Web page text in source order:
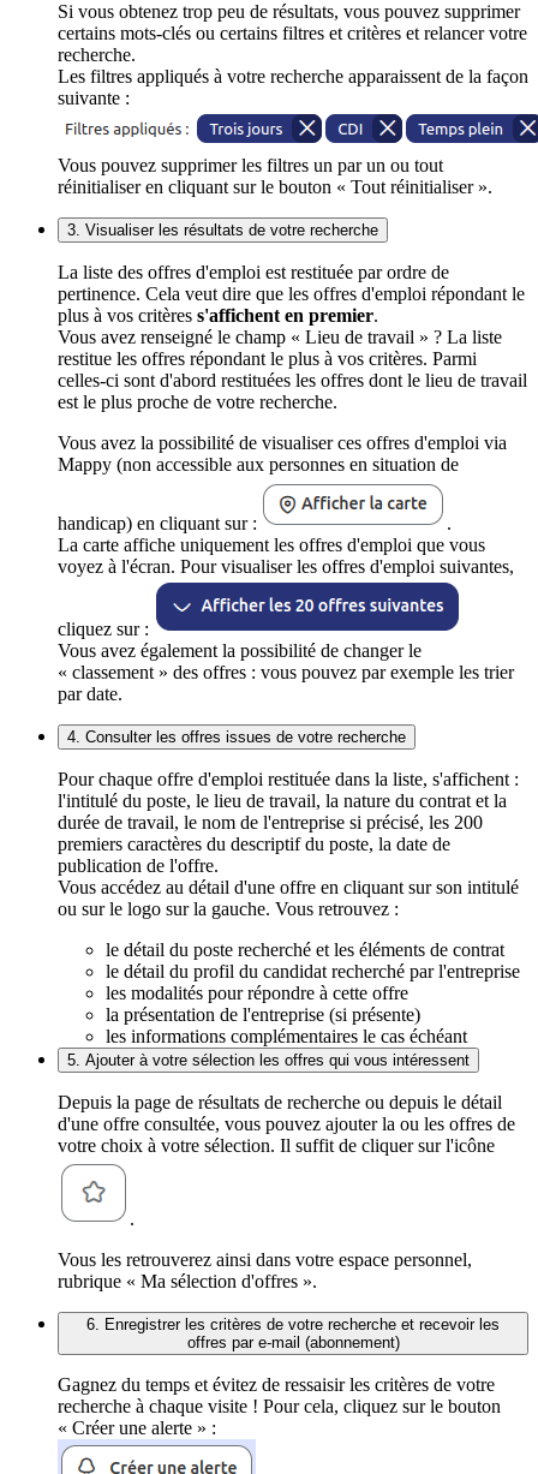
Si vous obtenez trop peu de résultats, vous pouvez supprimer
certains mots-clés ou certains filtres et critères et relancer votre
recherche.
Les filtres appliqués à votre recherche apparaissent de la façon
suivante :
Vous pouvez supprimer les filtres un par un ou tout
réinitialiser en cliquant sur le bouton « Tout réinitialiser ».
3. Visualiser les résultats de votre recherche
La liste des offres d'emploi est restituée par ordre de
pertinence. Cela veut dire que les offres d'emploi répondant le
plus à vos critères s'affichent en premier.
Vous avez renseigné le champ « Lieu de travail » ? La liste
restitue les offres répondant le plus à vos critères. Parmi
celles-ci sont d'abord restituées les offres dont le lieu de travail
est le plus proche de votre recherche.
Vous avez la possibilité de visualiser ces offres d'emploi via
Mappy (non accessible aux personnes en situation de
handicap) en cliquant sur :
.
La carte affiche uniquement les offres d'emploi que vous
voyez à l'écran. Pour visualiser les offres d'emploi suivantes,
cliquez sur :
Vous avez également la possibilité de changer le
« classement » des offres : vous pouvez par exemple les trier
par date.
4. Consulter les offres issues de votre recherche
Pour chaque offre d'emploi restituée dans la liste, s'affichent :
l'intitulé du poste, le lieu de travail, la nature du contrat et la
durée de travail, le nom de l'entreprise si précisé, les 200
premiers caractères du descriptif du poste, la date de
publication de l'offre.
Vous accédez au détail d'une offre en cliquant sur son intitulé
ou sur le logo sur la gauche. Vous retrouvez :
le détail du poste recherché et les éléments de contrat
le détail du profil du candidat recherché par l'entreprise
les modalités pour répondre à cette offre
la présentation de l'entreprise (si présente)
les informations complémentaires le cas échéant
5. Ajouter à votre sélection les offres qui vous intéressent
Depuis la page de résultats de recherche ou depuis le détail
d'une offre consultée, vous pouvez ajouter la ou les offres de
votre choix à votre sélection. Il suffit de cliquer sur l'icône
.
Vous les retrouverez ainsi dans votre espace personnel,
rubrique « Ma sélection d'offres ».
6. Enregistrer les critères de votre recherche et recevoir les
offres par e-mail (abonnement)
Gagnez du temps et évitez de ressaisir les critères de votre
recherche à chaque visite ! Pour cela, cliquez sur le bouton
« Créer une alerte » :